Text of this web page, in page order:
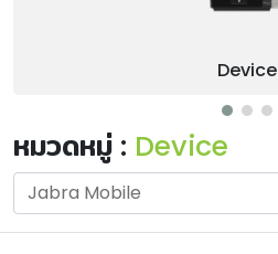
Device
หมวดหมู่ : Device